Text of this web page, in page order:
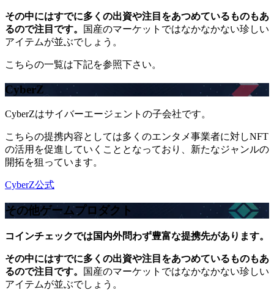
その中にはすでに多くの出資や注目をあつめているものもあ
るので注目です。
国産のマーケットではなかなかない珍しい
アイテムが並ぶでしょう。
こちらの一覧は下記を参照下さい。
CyberZ
CyberZはサイバーエージェントの子会社です。
こちらの提携内容としては多くのエンタメ事業者に対しNFT
の活用を促進していくこととなっており、新たなジャンルの
開拓を狙っています。
CyberZ公式
その他ゲームプロダクト
コインチェックでは国内外問わず豊富な提携先があります。
その中にはすでに多くの出資や注目をあつめているものもあ
るので注目です。
国産のマーケットではなかなかない珍しい
アイテムが並ぶでしょう。